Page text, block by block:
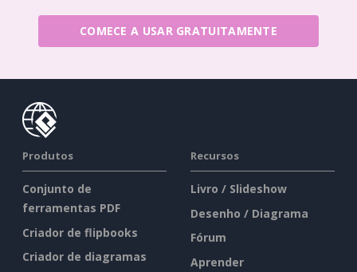
COMECE A USAR GRATUITAMENTE
Produtos
Conjunto de
ferramentas PDF
Criador de flipbooks
Criador de diagramas
Recursos
Livro / Slideshow
Desenho / Diagrama
Fórum
Aprender